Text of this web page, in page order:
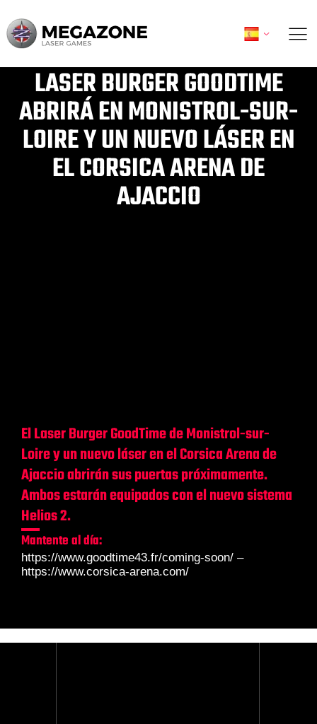
contenido
LASER BURGER GOODTIME
ABRIRÁ EN MONISTROL-SUR-
LOIRE Y UN NUEVO LÁSER EN
EL CORSICA ARENA DE
AJACCIO
El Laser Burger GoodTime de Monistrol-sur-
Loire y un nuevo láser en el Corsica Arena de
Ajaccio abrirán sus puertas próximamente.
Ambos estarán equipados con el nuevo sistema
Helios 2.
Mantente al día:
https://www.goodtime43.fr/coming-soon/ –
https://www.corsica-arena.com/